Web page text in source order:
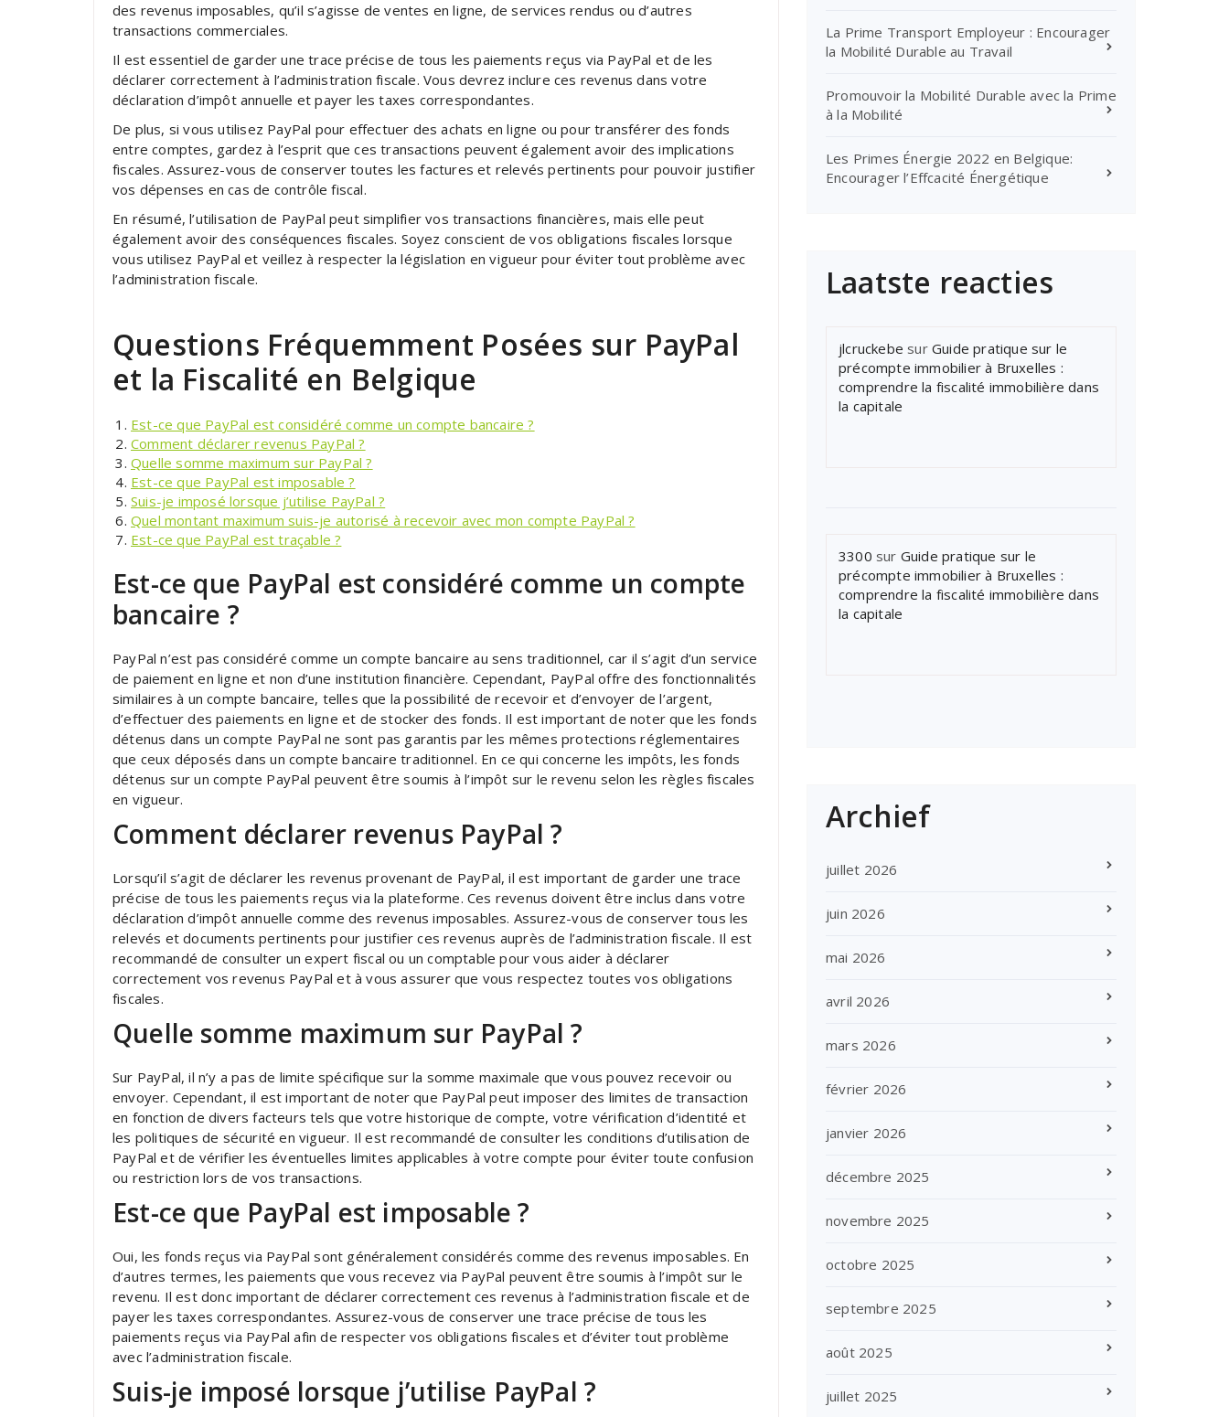
des revenus imposables, qu’il s’agisse de ventes en ligne, de services rendus ou d’autres
transactions commerciales.
Il est essentiel de garder une trace précise de tous les paiements reçus via PayPal et de les
déclarer correctement à l’administration fiscale. Vous devrez inclure ces revenus dans votre
déclaration d’impôt annuelle et payer les taxes correspondantes.
De plus, si vous utilisez PayPal pour effectuer des achats en ligne ou pour transférer des fonds
entre comptes, gardez à l’esprit que ces transactions peuvent également avoir des implications
fiscales. Assurez-vous de conserver toutes les factures et relevés pertinents pour pouvoir justifier
vos dépenses en cas de contrôle fiscal.
En résumé, l’utilisation de PayPal peut simplifier vos transactions financières, mais elle peut
également avoir des conséquences fiscales. Soyez conscient de vos obligations fiscales lorsque
vous utilisez PayPal et veillez à respecter la législation en vigueur pour éviter tout problème avec
l’administration fiscale.
Questions Fréquemment Posées sur PayPal
et la Fiscalité en Belgique
Est-ce que PayPal est considéré comme un compte bancaire ?
Comment déclarer revenus PayPal ?
Quelle somme maximum sur PayPal ?
Est-ce que PayPal est imposable ?
Suis-je imposé lorsque j’utilise PayPal ?
Quel montant maximum suis-je autorisé à recevoir avec mon compte PayPal ?
Est-ce que PayPal est traçable ?
Est-ce que PayPal est considéré comme un compte
bancaire ?
PayPal n’est pas considéré comme un compte bancaire au sens traditionnel, car il s’agit d’un service
de paiement en ligne et non d’une institution financière. Cependant, PayPal offre des fonctionnalités
similaires à un compte bancaire, telles que la possibilité de recevoir et d’envoyer de l’argent,
d’effectuer des paiements en ligne et de stocker des fonds. Il est important de noter que les fonds
détenus dans un compte PayPal ne sont pas garantis par les mêmes protections réglementaires
que ceux déposés dans un compte bancaire traditionnel. En ce qui concerne les impôts, les fonds
détenus sur un compte PayPal peuvent être soumis à l’impôt sur le revenu selon les règles fiscales
en vigueur.
Comment déclarer revenus PayPal ?
Lorsqu’il s’agit de déclarer les revenus provenant de PayPal, il est important de garder une trace
précise de tous les paiements reçus via la plateforme. Ces revenus doivent être inclus dans votre
déclaration d’impôt annuelle comme des revenus imposables. Assurez-vous de conserver tous les
relevés et documents pertinents pour justifier ces revenus auprès de l’administration fiscale. Il est
recommandé de consulter un expert fiscal ou un comptable pour vous aider à déclarer
correctement vos revenus PayPal et à vous assurer que vous respectez toutes vos obligations
fiscales.
Quelle somme maximum sur PayPal ?
Sur PayPal, il n’y a pas de limite spécifique sur la somme maximale que vous pouvez recevoir ou
envoyer. Cependant, il est important de noter que PayPal peut imposer des limites de transaction
en fonction de divers facteurs tels que votre historique de compte, votre vérification d’identité et
les politiques de sécurité en vigueur. Il est recommandé de consulter les conditions d’utilisation de
PayPal et de vérifier les éventuelles limites applicables à votre compte pour éviter toute confusion
ou restriction lors de vos transactions.
Est-ce que PayPal est imposable ?
Oui, les fonds reçus via PayPal sont généralement considérés comme des revenus imposables. En
d’autres termes, les paiements que vous recevez via PayPal peuvent être soumis à l’impôt sur le
revenu. Il est donc important de déclarer correctement ces revenus à l’administration fiscale et de
payer les taxes correspondantes. Assurez-vous de conserver une trace précise de tous les
paiements reçus via PayPal afin de respecter vos obligations fiscales et d’éviter tout problème
avec l’administration fiscale.
Suis-je imposé lorsque j’utilise PayPal ?
La Prime Transport Employeur : Encourager
la Mobilité Durable au Travail
Promouvoir la Mobilité Durable avec la Prime
à la Mobilité
Les Primes Énergie 2022 en Belgique:
Encourager l’Effcacité Énergétique
Laatste reacties
jlcruckebe sur Guide pratique sur le
précompte immobilier à Bruxelles :
comprendre la fiscalité immobilière dans
la capitale
3300 sur Guide pratique sur le
précompte immobilier à Bruxelles :
comprendre la fiscalité immobilière dans
la capitale
Archief
juillet 2026
juin 2026
mai 2026
avril 2026
mars 2026
février 2026
janvier 2026
décembre 2025
novembre 2025
octobre 2025
septembre 2025
août 2025
juillet 2025